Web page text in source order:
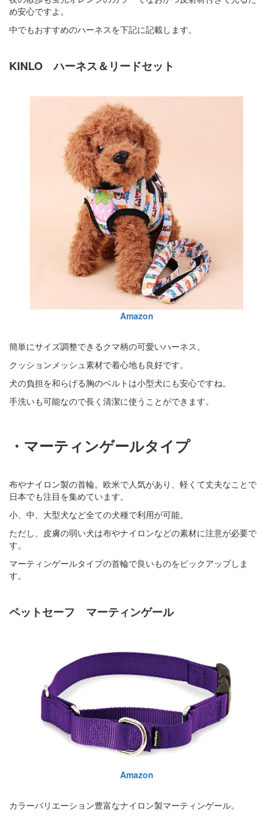
め安心ですよ。
中でもおすすめのハーネスを下記に記載します。
KINLO ハーネス＆リードセット
Amazon
簡単にサイズ調整できるクマ柄の可愛いハーネス。
クッションメッシュ素材で着心地も良好です。
犬の負担を和らげる胸のベルトは小型犬にも安心ですね。
手洗いも可能なので長く清潔に使うことができます。
・マーティンゲールタイプ
布やナイロン製の首輪。欧米で人気があり、軽くて丈夫なことで
日本でも注目を集めています。
小、中、大型犬など全ての犬種で利用が可能。
ただし、皮膚の弱い犬は布やナイロンなどの素材に注意が必要で
す。
マーティンゲールタイプの首輪で良いものをピックアップしま
す。
ペットセーフ マーティンゲール
Amazon
カラーバリエーション豊富なナイロン製マーティンゲール。